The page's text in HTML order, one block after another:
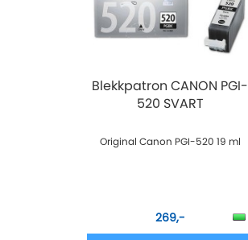
Blekkpatron CANON PGI-
520 SVART
Original Canon PGI-520 19 ml
269,-